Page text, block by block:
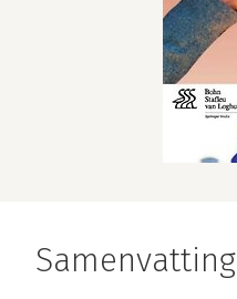
Samenvatting